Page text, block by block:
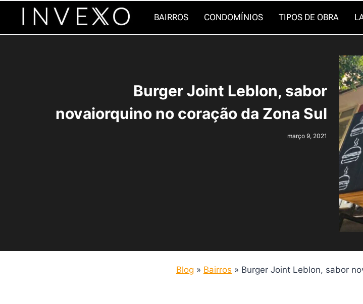
o
BAIRROS CONDOMÍNIOS TIPOS DE OBRA
Burger Joint Leblon, sabor
novaiorquino no coração da Zona Sul
março 9, 2021
Blog » Bairros » Burger Joint Leblon, sabor